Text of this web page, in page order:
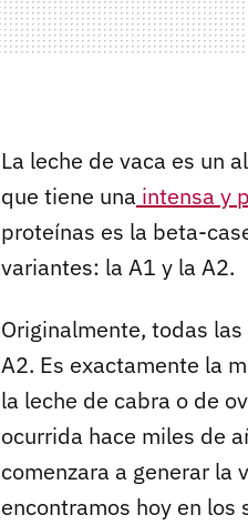
La leche de vaca es un
que tiene una intensa y
proteínas es la beta-
variantes: la A1 y la A2.
Originalmente, todas
A2. Es exactamente la
la leche de cabra o de
ocurrida hace miles de
comenzara a generar la
encontramos hoy en